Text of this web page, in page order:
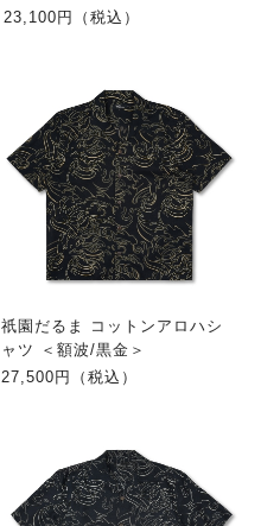
23,100円（税込）
祇園だるま コットンアロハシ
ャツ ＜額波/黒金＞
27,500円（税込）